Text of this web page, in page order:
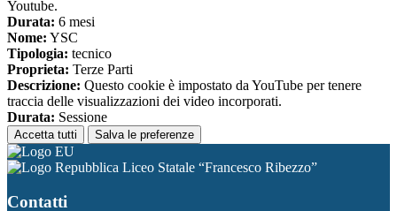
Youtube.
Durata: 6 mesi
Nome: YSC
Tipologia: tecnico
Proprieta: Terze Parti
Descrizione: Questo cookie è impostato da YouTube per tenere
traccia delle visualizzazioni dei video incorporati.
Durata: Sessione
Accetta tutti Salva le preferenze
Liceo Statale “Francesco Ribezzo”
Contatti